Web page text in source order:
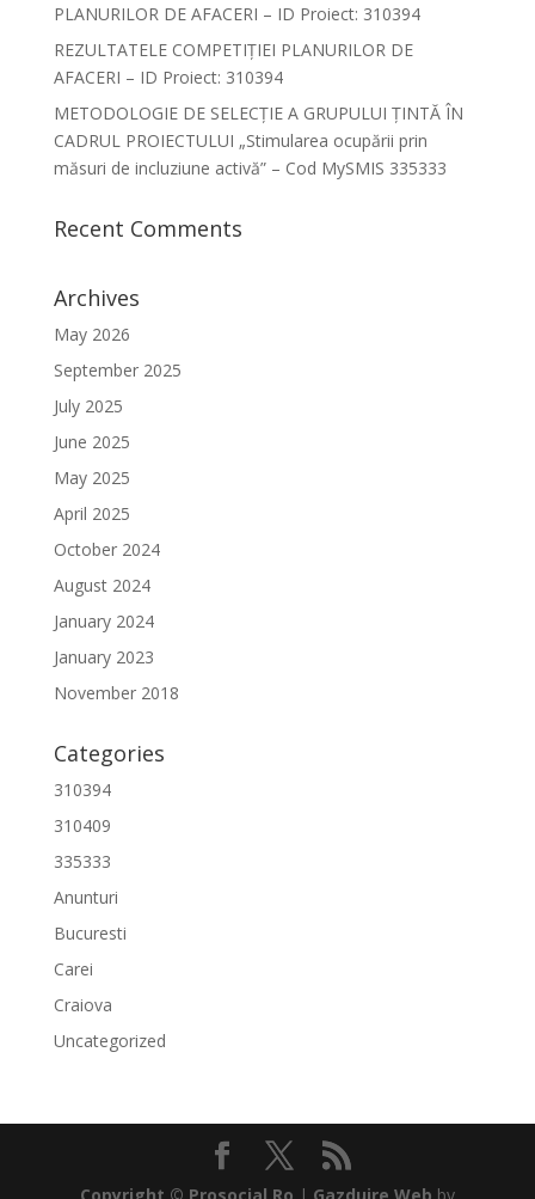
PLANURILOR DE AFACERI – ID Proiect: 310394
REZULTATELE COMPETIȚIEI PLANURILOR DE
AFACERI – ID Proiect: 310394
METODOLOGIE DE SELECȚIE A GRUPULUI ȚINTĂ ÎN
CADRUL PROIECTULUI „Stimularea ocupării prin
măsuri de incluziune activă” – Cod MySMIS 335333
Recent Comments
Archives
May 2026
September 2025
July 2025
June 2025
May 2025
April 2025
October 2024
August 2024
January 2024
January 2023
November 2018
Categories
310394
310409
335333
Anunturi
Bucuresti
Carei
Craiova
Uncategorized